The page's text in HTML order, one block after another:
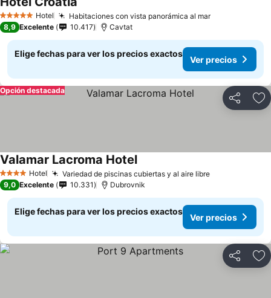
5 Estrellas Hotel Habitaciones con vista panorámica al mar
8,9 Excelente 10.417 Cavtat
Elige fechas para ver los precios exactos
Ver precios
Compartir
Opción destacada
4 EstrellasHotel Variedad de piscinas cubiertas y al aire libre
Valamar Lacroma Hotel
9,0 Excelente 10.331 Dubrovnik
Elige fechas para ver los precios exactos
Ver precios
Compartir